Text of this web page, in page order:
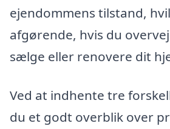
ejendommens tilstand,
afgørende, hvis du
sælge eller renovere dit
Ved at indhente tre
du et godt overblik over